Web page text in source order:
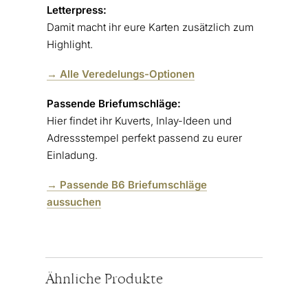
Letterpress:
Damit macht ihr eure Karten zusätzlich zum
Highlight.
→ Alle Veredelungs-Optionen
Passende Briefumschläge:
Hier findet ihr Kuverts, Inlay-Ideen und
Adressstempel perfekt passend zu eurer
Einladung.
→ Passende B6 Briefumschläge
aussuchen
Ähnliche Produkte